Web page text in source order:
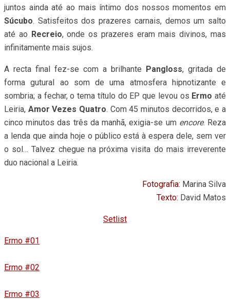
juntos ainda até ao mais íntimo dos nossos momentos em
Súcubo. Satisfeitos dos prazeres carnais, demos um salto
até ao Recreio, onde os prazeres eram mais divinos, mas
infinitamente mais sujos.
A recta final fez-se com a brilhante Pangloss, gritada de
forma gutural ao som de uma atmosfera hipnotizante e
sombria; a fechar, o tema título do EP que levou os Ermo até
Leiria, Amor Vezes Quatro. Com 45 minutos decorridos, e a
cinco minutos das três da manhã, exigia-se um encore. Reza
a lenda que ainda hoje o público está à espera dele, sem ver
o sol… Talvez chegue na próxima visita do mais irreverente
duo nacional a Leiria.
Fotografia: Marina Silva
Texto: David Matos
Setlist
Ermo #01
Ermo #02
Ermo #03